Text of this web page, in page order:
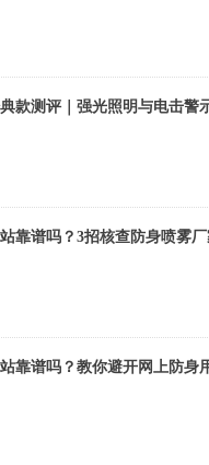
款测评｜强光照明与电击警
靠谱吗？3招核查防身喷雾
靠谱吗？教你避开网上防身